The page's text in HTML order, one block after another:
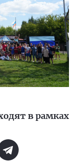
в рамках